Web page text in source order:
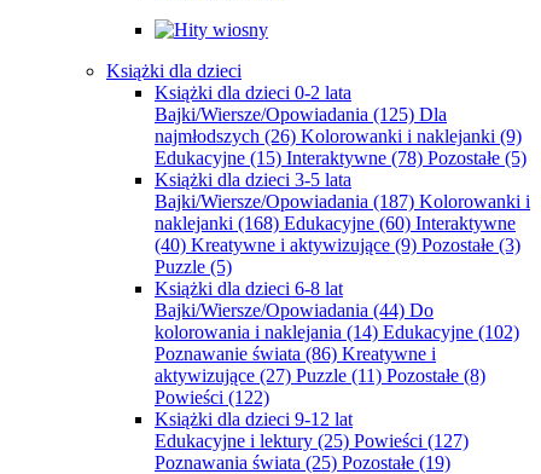
Książki dla dzieci
Książki dla dzieci 0-2 lata
Bajki/Wiersze/Opowiadania (125) Dla
najmłodszych (26) Kolorowanki i naklejanki (9)
Edukacyjne (15) Interaktywne (78) Pozostałe (5)
Książki dla dzieci 3-5 lata
Bajki/Wiersze/Opowiadania (187) Kolorowanki i
naklejanki (168) Edukacyjne (60) Interaktywne
(40) Kreatywne i aktywizujące (9) Pozostałe (3)
Puzzle (5)
Książki dla dzieci 6-8 lat
Bajki/Wiersze/Opowiadania (44) Do
kolorowania i naklejania (14) Edukacyjne (102)
Poznawanie świata (86) Kreatywne i
aktywizujące (27) Puzzle (11) Pozostałe (8)
Powieści (122)
Książki dla dzieci 9-12 lat
Edukacyjne i lektury (25) Powieści (127)
Poznawania świata (25) Pozostałe (19)